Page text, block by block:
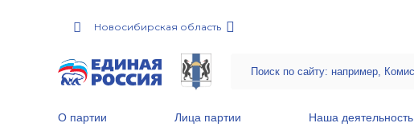
Новосибирская область
О партии Лица партии Наша деятельность